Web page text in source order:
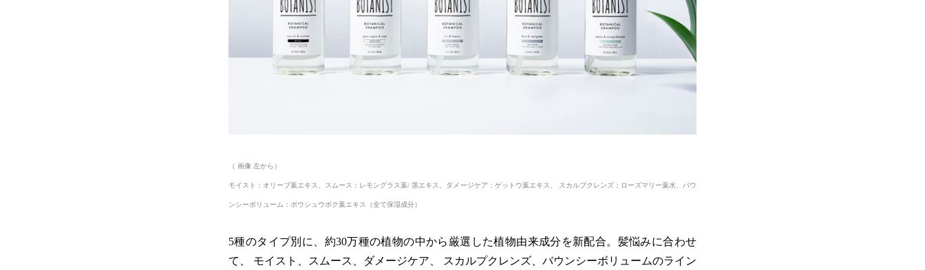
（ 画像 左から）
モイスト：オリーブ葉エキス、スムース：レモングラス葉/ 茎エキス、ダメージケア：ゲットウ葉エキス、 スカルプクレンズ：ローズマリー葉水、バウ
ンシーボリューム：ボウシュウボク葉エキス（全て保湿成分）
5種のタイプ別に、約30万種の植物の中から厳選した植物由来成分を新配合。髪悩みに合わせ
て、 モイスト、スムース、ダメージケア、 スカルプクレンズ、バウンシーボリュームのライン